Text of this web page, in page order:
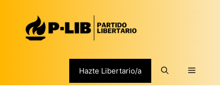
contenido
Hazte Libertario/a Menú